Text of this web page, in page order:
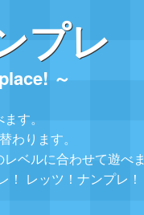
プレ
～
す。
わります。
レベルに合わせて遊べま
！ レッツ！ナンプレ！